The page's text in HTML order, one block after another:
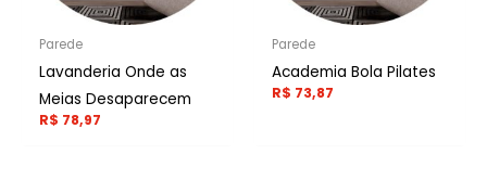
Parede
Lavanderia Onde as
Meias Desaparecem
R$ 78,97
Parede
Academia Bola Pilates
R$ 73,87